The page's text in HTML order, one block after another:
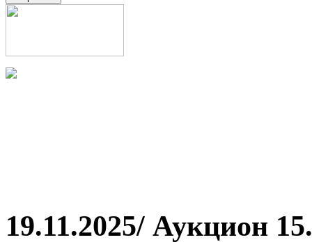
19.11.2025/ Аукцион